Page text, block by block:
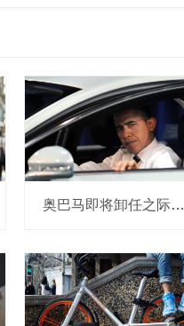
奥巴马即将卸任之际，要让无人驾驶汽车合法化？